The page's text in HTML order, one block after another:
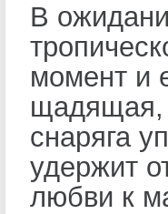
В
момент и
щадящая,
снаряга
удержит
любви к